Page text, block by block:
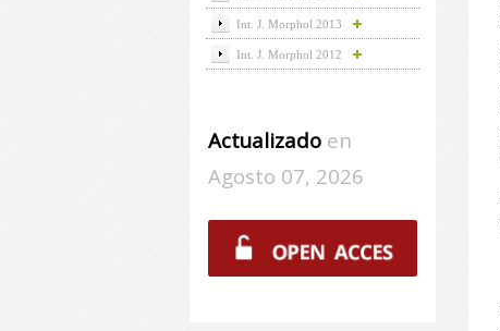
Int. J. Morphol 2013
Int. J. Morphol 2012
Actualizadoen
Agosto 07, 2026